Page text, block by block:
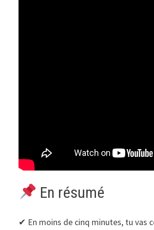
En résumé
✔ En moins de cinq minutes, tu vas